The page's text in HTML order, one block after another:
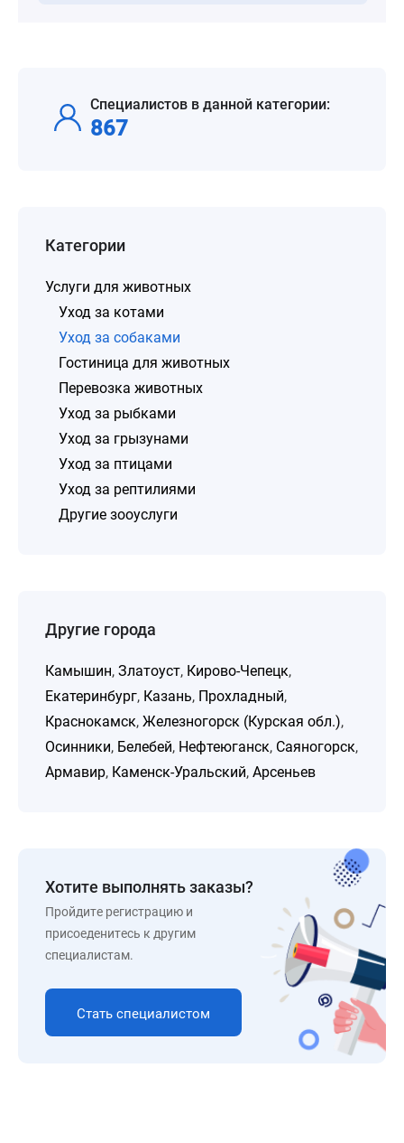
Специалистов в данной категории:
867
Категории
Услуги для животных
Уход за котами
Уход за собаками
Гостиница для животных
Перевозка животных
Уход за рыбками
Уход за грызунами
Уход за птицами
Уход за рептилиями
Другие зооуслуги
Другие города
Камышин, Златоуст, Кирово-Чепецк,
Екатеринбург, Казань, Прохладный,
Краснокамск, Железногорск (Курская обл.),
Осинники, Белебей, Нефтеюганск, Саяногорск,
Армавир, Каменск-Уральский, Арсеньев
Хотите выполнять заказы?
Пройдите регистрацию и
присоеденитесь к другим
специалистам.
Стать специалистом